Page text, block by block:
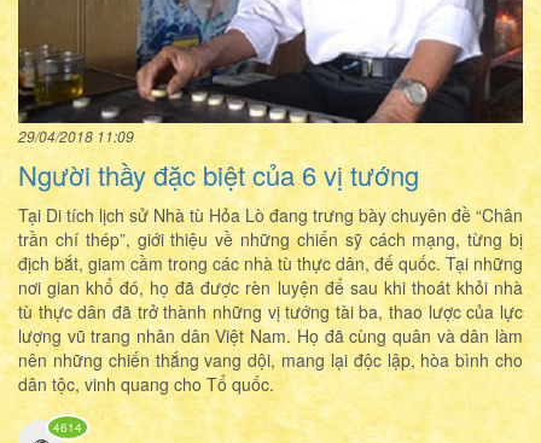
29/04/2018 11:09
Người thầy đặc biệt của 6 vị tướng
Tại Di tích lịch sử Nhà tù Hỏa Lò đang trưng bày chuyên đề “Chân
trần chí thép”, giới thiệu về những chiến sỹ cách mạng, từng bị
địch bắt, giam cầm trong các nhà tù thực dân, đế quốc. Tại những
nơi gian khổ đó, họ đã được rèn luyện để sau khi thoát khỏi nhà
tù thực dân đã trở thành những vị tướng tài ba, thao lược của lực
lượng vũ trang nhân dân Việt Nam. Họ đã cùng quân và dân làm
nên những chiến thắng vang dội, mang lại độc lập, hòa bình cho
dân tộc, vinh quang cho Tổ quốc.
4614